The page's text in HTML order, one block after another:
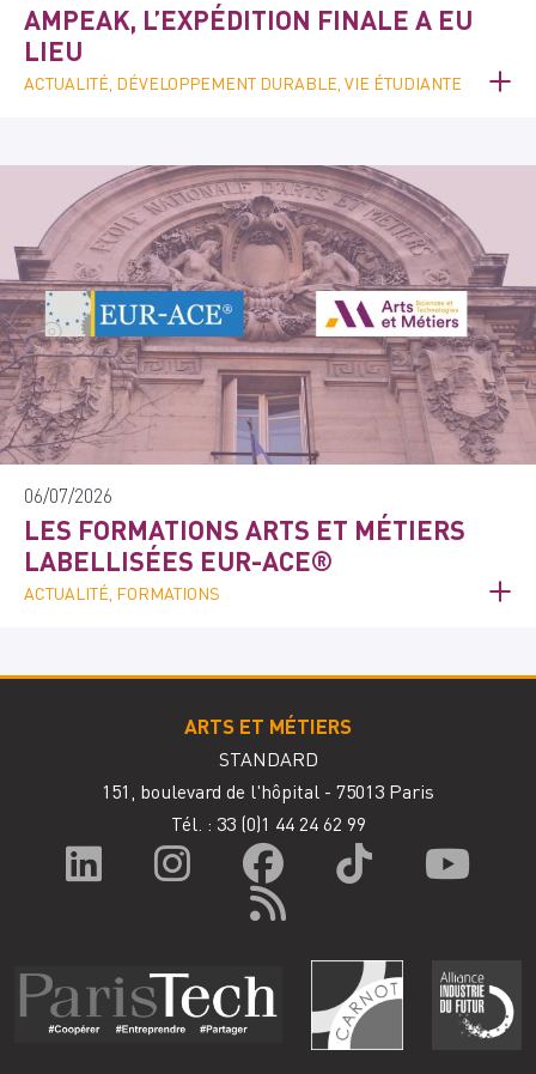
AMPEAK, L’EXPÉDITION FINALE A EU
LIEU
ACTUALITÉ, DÉVELOPPEMENT DURABLE, VIE ÉTUDIANTE
06/07/2026
LES FORMATIONS ARTS ET MÉTIERS
LABELLISÉES EUR-ACE®
ACTUALITÉ, FORMATIONS
ARTS ET MÉTIERS
STANDARD
151, boulevard de l'hôpital - 75013 Paris
Tél. : 33 (0)1 44 24 62 99